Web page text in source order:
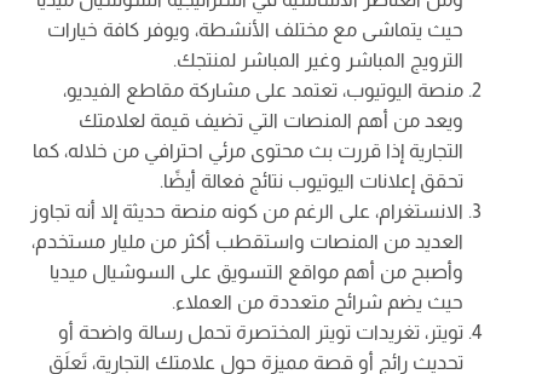
حيث يتماشى مع مختلف الأنشطة، ويوفر كافة خيارات
الترويج المباشر وغير المباشر لمنتجك.
منصة اليوتيوب، تعتمد على مشاركة مقاطع الفيديو،
ويعد من أهم المنصات التي تضيف قيمة لعلامتك
التجارية إذا قررت بث محتوى مرئي احترافي من خلاله، كما
تحقق إعلانات اليوتيوب نتائج فعالة أيضًا.
الانستغرام، على الرغم من كونه منصة حديثة إلا أنه تجاوز
العديد من المنصات واستقطب أكثر من مليار مستخدم،
وأصبح من أهم مواقع التسويق على السوشيال ميديا
حيث يضم شرائح متعددة من العملاء.
تويتر، تغريدات تويتر المختصرة تحمل رسالة واضحة أو
تحديث رائج أو قصة مميزة حول علامتك التجارية، تَعلَق